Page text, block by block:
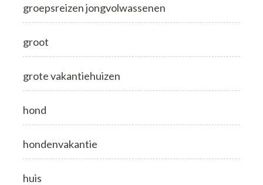
groepsreizen jongvolwassenen
groot
grote vakantiehuizen
hond
hondenvakantie
huis